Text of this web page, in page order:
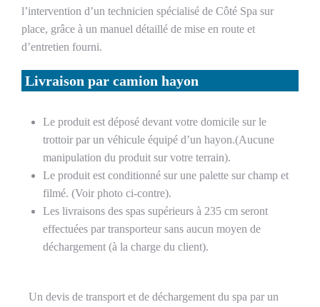
l’intervention d’un technicien spécialisé de Côté Spa sur
place, grâce à un manuel détaillé de mise en route et
d’entretien fourni.
Livraison par camion hayon
Le produit est déposé devant votre domicile sur le
trottoir par un véhicule équipé d’un hayon.(Aucune
manipulation du produit sur votre terrain).
Le produit est conditionné sur une palette sur champ et
filmé. (Voir photo ci-contre).
Les livraisons des spas supérieurs à 235 cm seront
effectuées par transporteur sans aucun moyen de
déchargement (à la charge du client).
Un devis de transport et de déchargement du spa par un